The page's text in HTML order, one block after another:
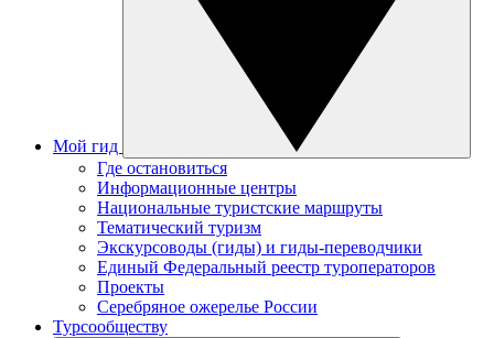
Мой гид
Где остановиться
Информационные центры
Национальные туристские маршруты
Тематический туризм
Экскурсоводы (гиды) и гиды-переводчики
Единый Федеральный реестр туроператоров
Проекты
Серебряное ожерелье России
Турсообществу